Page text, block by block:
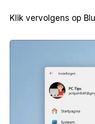
Klik vervolgens op